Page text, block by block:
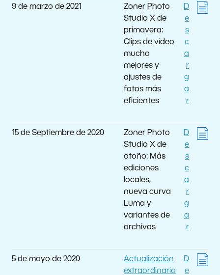
9 de marzo de 2021
Zoner Photo
Studio X de
primavera:
Clips de vídeo
mucho
mejores y
ajustes de
fotos más
eficientes
D
e
s
c
a
r
g
a
r
15 de Septiembre de 2020
Zoner Photo
Studio X de
otoño: Más
ediciones
locales,
nueva curva
Luma y
variantes de
archivos
D
e
s
c
a
r
g
a
r
5 de mayo de 2020
Actualización
extraordinaria
D
e